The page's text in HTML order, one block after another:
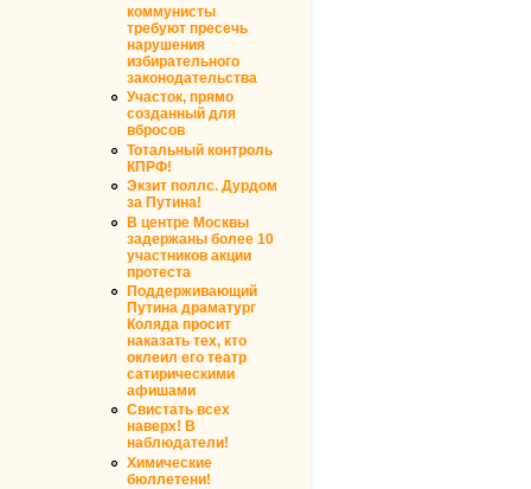
коммунисты
требуют пресечь
нарушения
избирательного
законодательства
Участок, прямо
созданный для
вбросов
Тотальный контроль
КПРФ!
Экзит поллс. Дурдом
за Путина!
В центре Москвы
задержаны более 10
участников акции
протеста
Поддерживающий
Путина драматург
Коляда просит
наказать тех, кто
оклеил его театр
сатирическими
афишами
Свистать всех
наверх! В
наблюдатели!
Химические
бюллетени!